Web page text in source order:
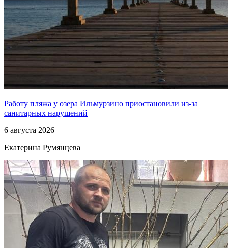
Работу пляжа у озера Ильмурзино приостановили из-за
санитарных нарушений
6 августа 2026
Екатерина Румянцева